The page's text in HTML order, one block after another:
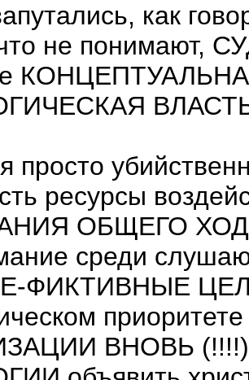
как
не
ВЛАСТЬ
просто
ресурсы
ОБЩЕГО ХОДА
среди
ФИКТИВНЫЕ
ВНОВЬ (!!!!)